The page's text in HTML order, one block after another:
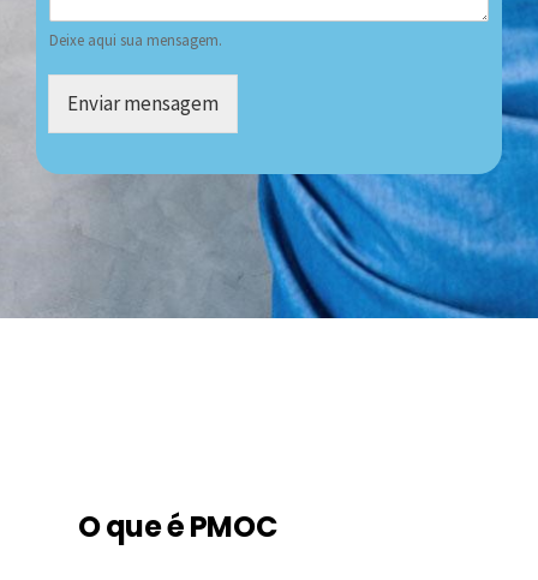
Deixe aqui sua mensagem.
Enviar mensagem
O que é PMOC